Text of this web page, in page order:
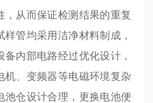
从而保证检测结果的重复
管均采用洁净材料制成，
内部电路经过优化设计，
机、变频器等电磁环境复杂
池仓设计合理，更换电池便